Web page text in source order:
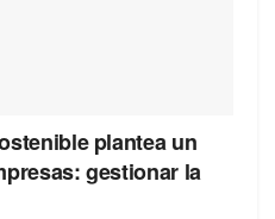
plantea un
gestionar la